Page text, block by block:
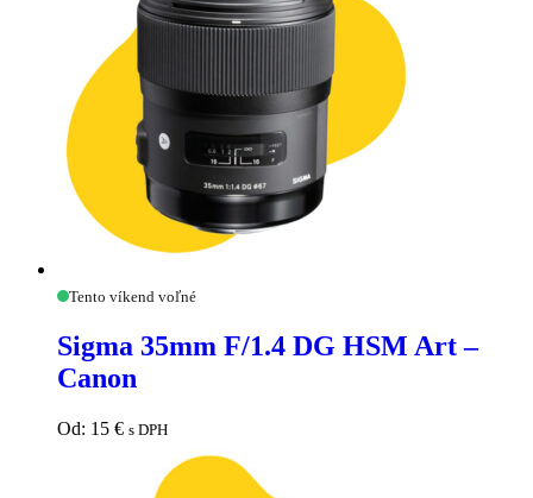
Sigma
F/1.4
DG
HSM
–
Canon
Tento víkend voľné
Sigma 35mm F/1.4 DG HSM Art –
Canon
Od: 15 € s DPH